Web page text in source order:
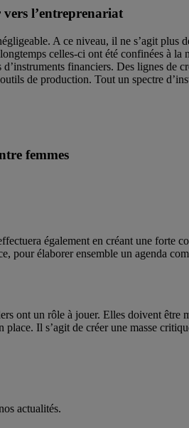
l’entreprenariat
A ce niveau, il ne s’agit
celles-ci ont été confinées à
financiers. Des lignes
de production. Tout un spectre
femmes
également en créant une forte
pour élaborer ensemble un agenda
ont un rôle à jouer. Elles doivent
Il s’agit de créer une masse
actualités.